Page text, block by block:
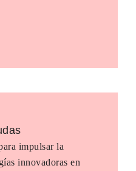
impulsar la
innovadoras en